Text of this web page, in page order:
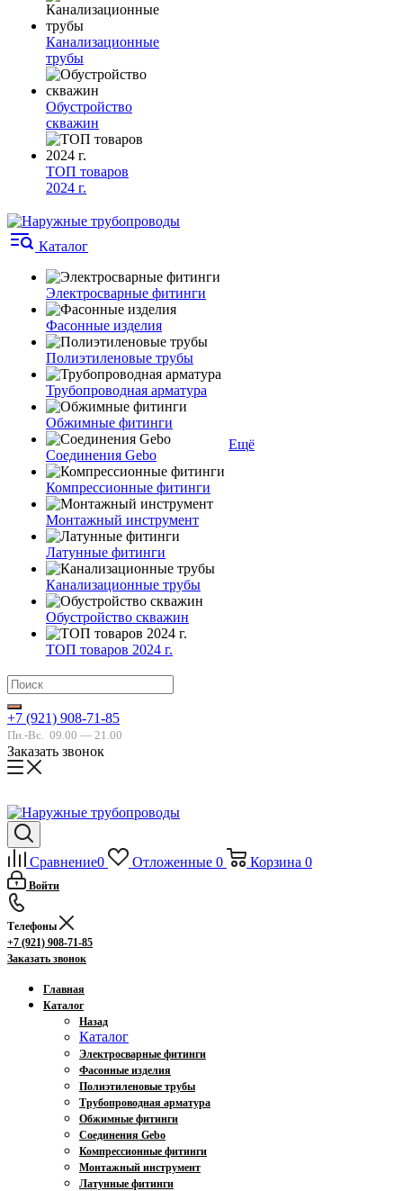
Канализационные
трубы
Обустройство
скважин
ТОП товаров
2024 г.
Каталог
Электросварные фитинги
Фасонные изделия
Полиэтиленовые трубы
Трубопроводная арматура
Обжимные фитинги
Соединения Gebo
Компрессионные фитинги
Монтажный инструмент
Латунные фитинги
Канализационные трубы
Обустройство скважин
ТОП товаров 2024 г.
Ещё
+7 (921) 908-71-85
Пн.-Вс. 09.00 — 21.00
Заказать звонок
Сравнение0 Отложенные 0 Корзина 0
Войти
Телефоны
+7 (921) 908-71-85
Заказать звонок
Главная
Каталог
Назад
Каталог
Электросварные фитинги
Фасонные изделия
Полиэтиленовые трубы
Трубопроводная арматура
Обжимные фитинги
Соединения Gebo
Компрессионные фитинги
Монтажный инструмент
Латунные фитинги